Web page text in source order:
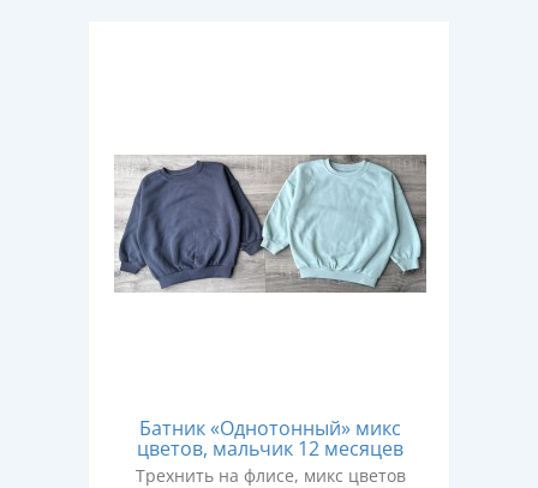
Батник «Однотонный» микс
цветов, мальчик 12 месяцев
Трехнить на флисе, микс цветов